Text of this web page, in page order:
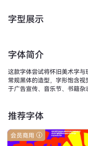
字型展示
字体简介
这款字体尝试将怀旧美术字
常规黑体的造型，字形饱含
于广告宣传、音乐节、书籍杂
推荐字体
会员商用